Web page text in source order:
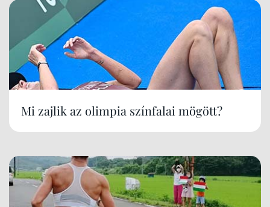
Mi zajlik az olimpia színfalai mögött?